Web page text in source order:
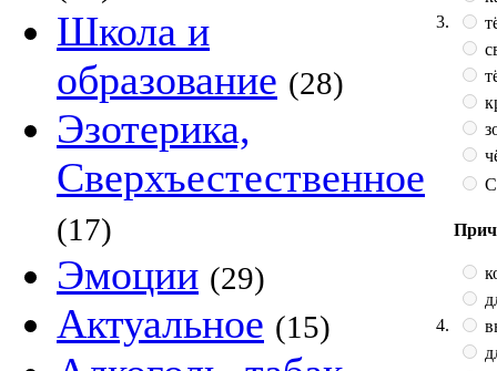
Школа и
образование (28)
Эзотерика,
Сверхъестественное
(17)
Эмоции (29)
Актуальное (15)
3.
4.